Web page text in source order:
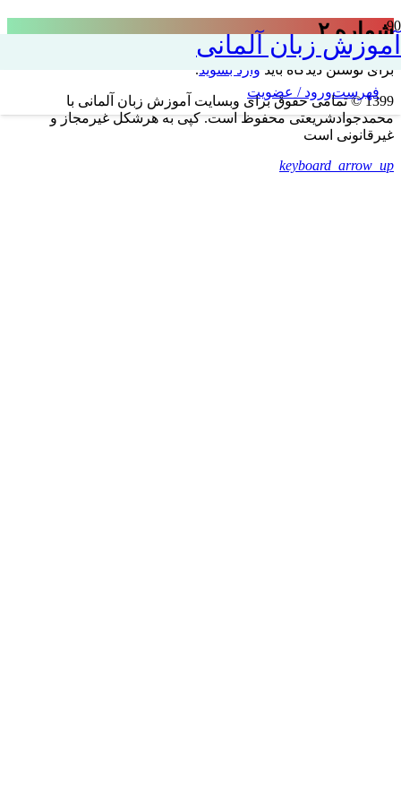
آموزش زبان آلمانی
فهرستورود / عضویت
شماره ۲
برای نوشتن دیدگاه باید وارد بشوید.
1399 © تمامی حقوق برای وبسایت آموزش زبان آلمانی با
محمدجوادشریعتی محفوظ است. کپی به هرشکل غیرمجاز و
غیرقانونی است
keyboard_arrow_up